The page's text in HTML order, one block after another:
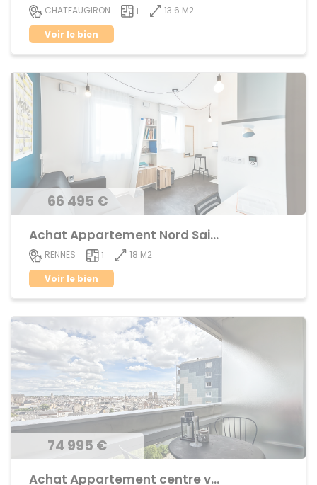
CHATEAUGIRON 1
13.6 M2
Voir le bien
66 495 €
Achat Appartement Nord Saint-Martin
RENNES 1
18 M2
Voir le bien
74 995 €
Achat Appartement centre ville